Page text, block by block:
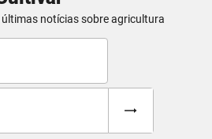
últimas notícias sobre agricultura